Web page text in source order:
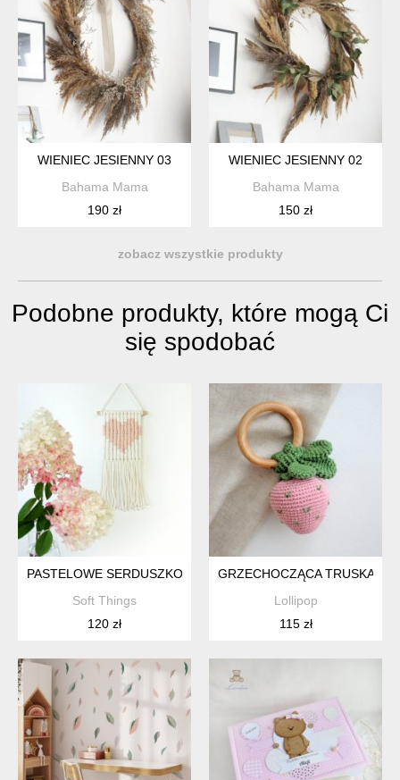
WIENIEC JESIENNY 03
Bahama Mama
190 zł
WIENIEC JESIENNY 02
Bahama Mama
150 zł
zobacz wszystkie produkty
Podobne produkty, które mogą Ci
się spodobać
PASTELOWE SERDUSZKO - MAKRAMA, DEKORACJA POKOJU
Soft Things
120 zł
GRZECHOCZĄCA
Lollipop
115 zł